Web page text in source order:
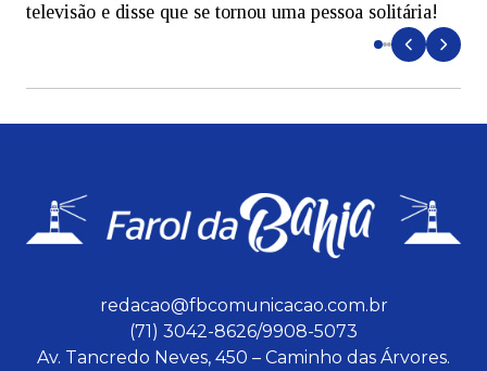
televisão e disse que se tornou uma pessoa solitária!
redacao@fbcomunicacao.com.br
(71) 3042-8626/9908-5073
Av. Tancredo Neves, 450 – Caminho das Árvores.